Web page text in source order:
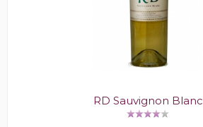
RD Sauvignon Blanc